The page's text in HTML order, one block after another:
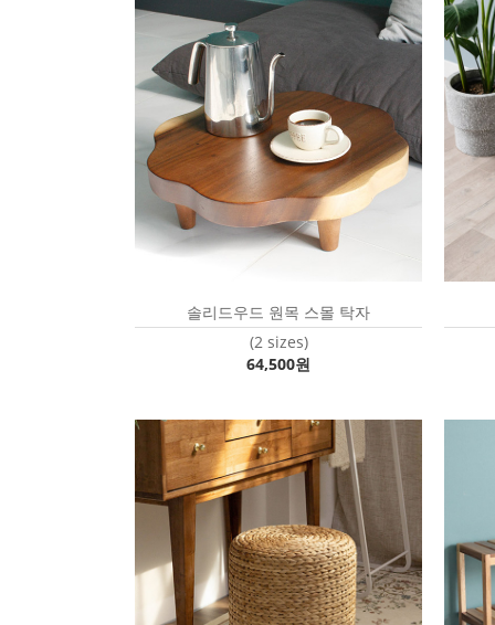
솔리드우드 원목 스몰 탁자
(2 sizes)
64,500원